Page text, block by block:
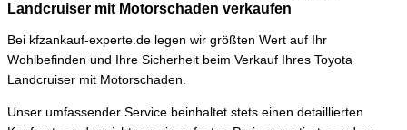
Landcruiser mit Motorschaden verkaufen
Bei kfzankauf-experte.de legen wir größten Wert auf Ihr
Wohlbefinden und Ihre Sicherheit beim Verkauf Ihres Toyota
Landcruiser mit Motorschaden.
Unser umfassender Service beinhaltet stets einen detaillierten